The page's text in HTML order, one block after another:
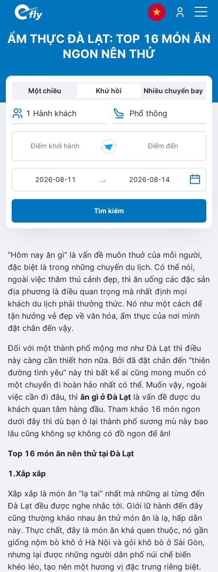
ẨM THỰC ĐÀ LẠT: TOP 16 MÓN ĂN
NGON NÊN THỬ
Một chiều Khứ hồi Nhiều chuyến bay
1 Hành khách Phổ thông
Tìm kiếm
“Hôm nay ăn gì” là vấn đề muôn thuở của mỗi người,
đặc biệt là trong những chuyến du lịch. Có thể nói,
ngoài việc thăm thú cảnh đẹp, thì ăn uống các đặc sản
địa phương là điều quan trọng mà nhất định mọi
khách du lịch phải thưởng thức. Nó như một cách để
tận hưởng vẻ đẹp về văn hóa, ẩm thực của nơi mình
đặt chân đến vậy.
Đối với một thành phố mộng mơ như Đà Lạt thì điều
này càng cần thiết hơn nữa. Bởi đã đặt chân đến “thiên
đường tình yêu” này thì bất kể ai cũng mong muốn có
một chuyến đi hoàn hảo nhất có thể. Muốn vậy, ngoài
việc cần đi đâu, thì ăn gì ở Đà Lạt là vấn đề được du
khách quan tâm hàng đầu. Tham khảo 16 món ngon
dưới đây thì dù bạn ở lại thành phố sương mù này bao
lâu cũng không sợ không có đồ ngon để ăn!
Top 16 món ăn nên thử tại Đà Lạt
1.Xắp xắp
Xắp xắp là món ăn “lạ tai” nhất mà những ai từng đến
Đà Lạt đều được nghe nhắc tới. Giới lữ hành đến đây
cũng thường kháo nhau ăn thử món ăn là lạ, hấp dẫn
này. Thực chất, đây là món ăn khá quen thuộc, nó gần
giống nộm bò khô ở Hà Nội và gỏi khô bò ở Sài Gòn,
nhưng lại được những người dân phố núi chế biến
khéo léo, tạo nên một hương vị đặc trưng riêng biệt.